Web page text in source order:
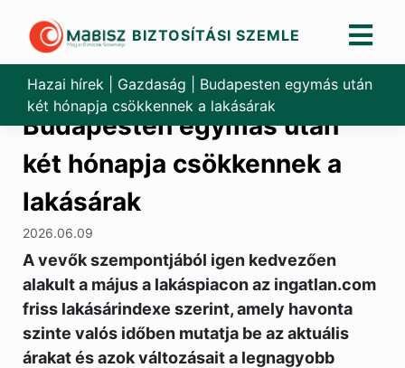
content
BIZTOSÍTÁSI SZEMLE
Hazai hírek Gazdaság
Budapesten egymás után
két hónapja csökkennek a lakásárak
Budapesten egymás után
két hónapja csökkennek a
lakásárak
2026.06.09
A vevők szempontjából igen kedvezően
alakult a május a lakáspiacon az ingatlan.com
friss lakásárindexe szerint, amely havonta
szinte valós időben mutatja be az aktuális
árakat és azok változásait a legnagyobb